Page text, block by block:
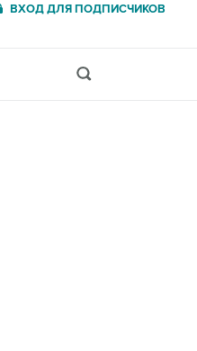
ВХОД ДЛЯ ПОДПИСЧИКОВ